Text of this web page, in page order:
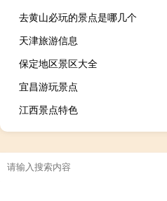
去黄山必玩的景点是哪几个
天津旅游信息
保定地区景区大全
宜昌游玩景点
江西景点特色